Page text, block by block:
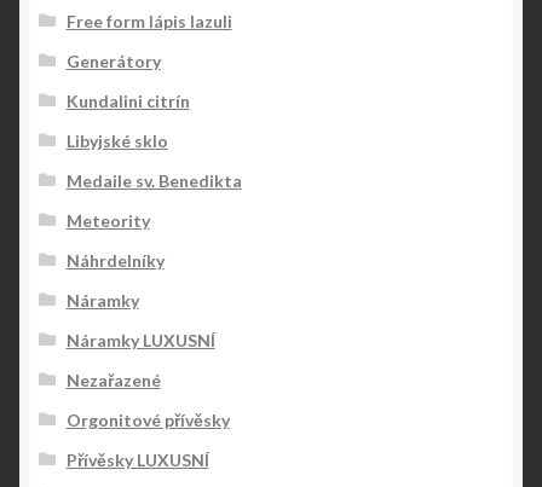
Free form lápis lazuli
Generátory
Kundalini citrín
Libyjské sklo
Medaile sv. Benedikta
Meteority
Náhrdelníky
Náramky
Náramky LUXUSNÍ
Nezařazené
Orgonitové přívěsky
Přívěsky LUXUSNÍ